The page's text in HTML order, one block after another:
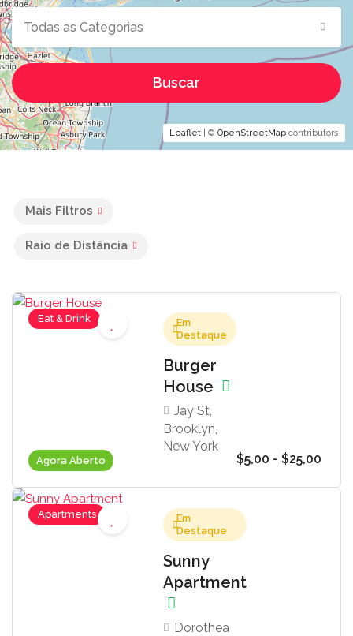
Leaflet | © OpenStreetMap contributors
Todas as Categorias
Buscar
Mais Filtros
Raio de Distância
Agora Aberto
Eat & Drink
Em
Destaque
Burger
House
Jay St,
Brooklyn,
New York
$5,00 - $25,00
Apartments
Em
Destaque
Sunny
Apartment
Dorothea